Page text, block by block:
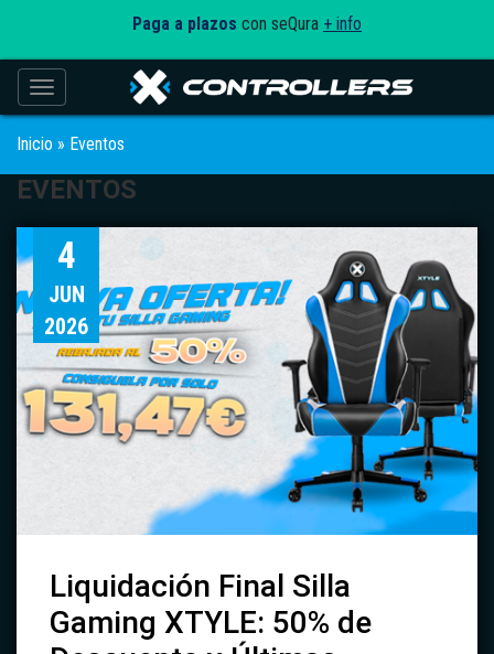
Paga a plazos con seQura + info
Toggle navigation
Inicio » Eventos
EVENTOS
4
JUN
2026
Liquidación Final Silla
Gaming XTYLE: 50% de